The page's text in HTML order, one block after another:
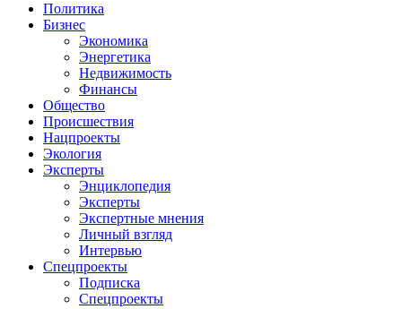
Политика
Бизнес
Экономика
Энергетика
Недвижимость
Финансы
Общество
Происшествия
Нацпроекты
Экология
Эксперты
Энциклопедия
Эксперты
Экспертные мнения
Личный взгляд
Интервью
Спецпроекты
Подписка
Спецпроекты